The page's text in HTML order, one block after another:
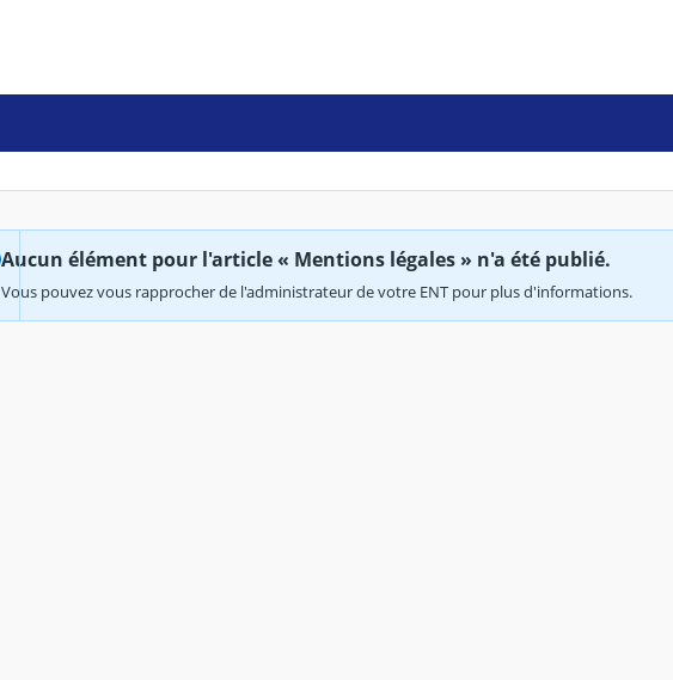
Aucun élément pour l'article « Mentions légales » n'a été publié.
Vous pouvez vous rapprocher de l'administrateur de votre ENT pour plus d'informations.